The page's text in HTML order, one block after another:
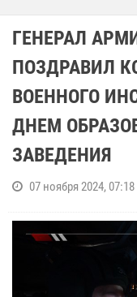
ГЕНЕРАЛ
ПОЗДРАВИЛ
ВОЕННОГО
ДНЕМ
ЗАВЕДЕНИЯ
07 ноября 2024, 07:18